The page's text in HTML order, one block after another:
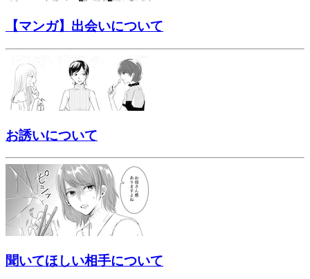
【マンガ】出会いについて
お誘いについて
聞いてほしい相手について